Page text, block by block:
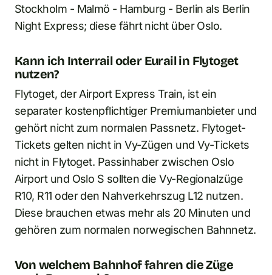
Stockholm - Malmö - Hamburg - Berlin als Berlin
Night Express; diese fährt nicht über Oslo.
Kann ich Interrail oder Eurail in Flytoget
nutzen?
Flytoget, der Airport Express Train, ist ein
separater kostenpflichtiger Premiumanbieter und
gehört nicht zum normalen Passnetz. Flytoget-
Tickets gelten nicht in Vy-Zügen und Vy-Tickets
nicht in Flytoget. Passinhaber zwischen Oslo
Airport und Oslo S sollten die Vy-Regionalzüge
R10, R11 oder den Nahverkehrszug L12 nutzen.
Diese brauchen etwas mehr als 20 Minuten und
gehören zum normalen norwegischen Bahnnetz.
Von welchem Bahnhof fahren die Züge